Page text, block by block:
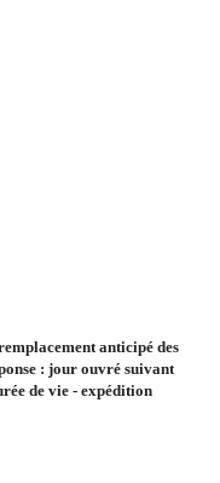
anticipé des
: jour ouvré suivant
de vie - expédition